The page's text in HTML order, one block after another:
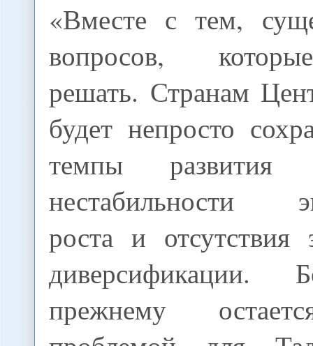
«Вместе с тем,
вопросов,
решать. Странам
будет непросто
темпы развития
нестабильности
роста и отсутствия
диверсификации.
прежнему